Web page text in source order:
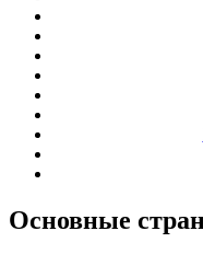
Основные